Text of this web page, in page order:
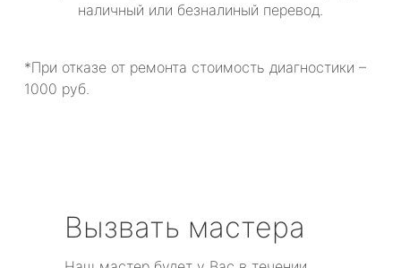
наличный или безналиный перевод.
*При отказе от ремонта стоимость диагностики –
1000 руб.
Вызвать мастера